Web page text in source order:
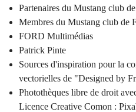
Partenaires du Mustang club
Membres du Mustang club de
FORD Multimédias
Patrick Pinte
Sources d'inspiration pour la
vectorielles de "Designed by
Photothèques libre de droit
Licence Creative Comon :